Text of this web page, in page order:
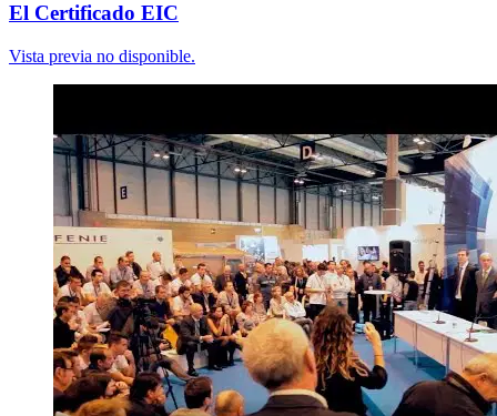
El Certificado EIC
Vista previa no disponible.